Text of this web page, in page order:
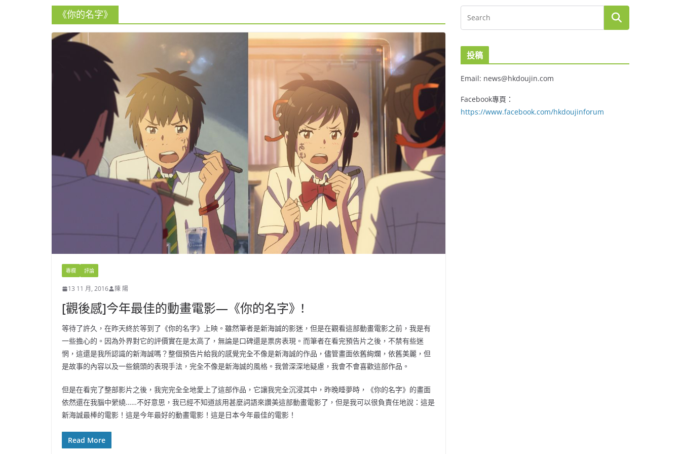
《你的名字》
專欄 評論
13 11 月, 2016 陳 陽
[觀後感]今年最佳的動畫電影—《你的名字》!
等待了許久，在昨天終於等到了《你的名字》上映。雖然筆者是新海誠的影迷，但是在觀看這部動畫電影之前，我是有
一些擔心的。因為外界對它的評價實在是太高了，無論是口碑還是票房表現。而筆者在看完預告片之後，不禁有些迷
惘，這還是我所認識的新海誠嗎？整個預告片給我的感覺完全不像是新海誠的作品，儘管畫面依舊絢爛，依舊美麗，但
是故事的內容以及一些鏡頭的表現手法，完全不像是新海誠的風格。我曾深深地疑慮，我會不會喜歡這部作品。
但是在看完了整部影片之後，我完完全全地愛上了這部作品，它讓我完全沉浸其中，昨晚睡夢時，《你的名字》的畫面
依然還在我腦中縈繞……不好意思，我已經不知道該用甚麼詞語來讚美這部動畫電影了，但是我可以很負責任地說：這是
新海誠最棒的電影！這是今年最好的動畫電影！這是日本今年最佳的電影！
Read More
投稿
Email: news@hkdoujin.com
Facebook專頁：
https://www.facebook.com/hkdoujinforum